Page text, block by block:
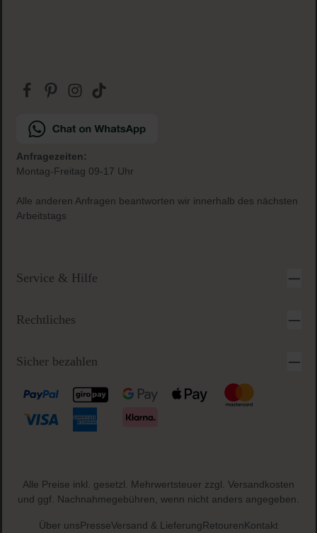
Anfragezeiten:
Montag-Freitag 09-17 Uhr
Alle anderen Anfragen beantworten wir innerhalb des nächsten
Arbeitstags
Service & Hilfe
Rechtliches
Sicher bezahlen
Alle Preise inkl. gesetzl. Mehrwertsteuer zzgl. Versandkosten
und ggf. Nachnahmegebühren, wenn nicht anders angegeben.
Über unsPresseVersand & LieferungRetourenKontakt